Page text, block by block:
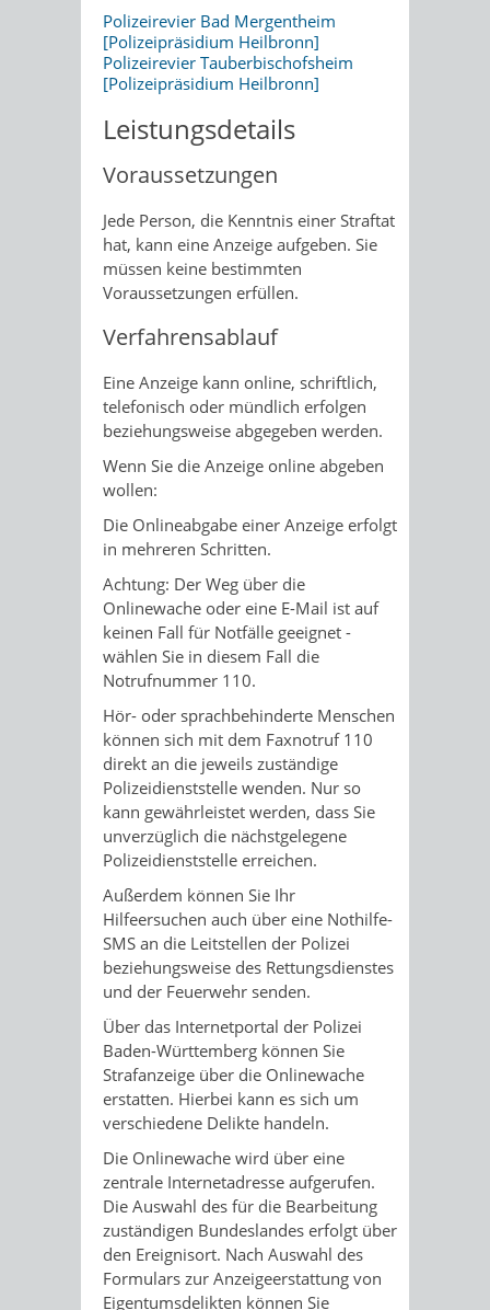
Polizeirevier Bad Mergentheim
[Polizeipräsidium Heilbronn]
Polizeirevier Tauberbischofsheim
[Polizeipräsidium Heilbronn]
Leistungsdetails
Voraussetzungen
Jede Person, die Kenntnis einer Straftat
hat, kann eine Anzeige aufgeben. Sie
müssen keine bestimmten
Voraussetzungen erfüllen.
Verfahrensablauf
Eine Anzeige kann online, schriftlich,
telefonisch oder mündlich erfolgen
beziehungsweise abgegeben werden.
Wenn Sie die Anzeige online abgeben
wollen:
Die Onlineabgabe einer Anzeige erfolgt
in mehreren Schritten.
Achtung: Der Weg über die
Onlinewache oder eine E-Mail ist auf
keinen Fall für Notfälle geeignet -
wählen Sie in diesem Fall die
Notrufnummer 110.
Hör- oder sprachbehinderte Menschen
können sich mit dem Faxnotruf 110
direkt an die jeweils zuständige
Polizeidienststelle wenden. Nur so
kann gewährleistet werden, dass Sie
unverzüglich die nächstgelegene
Polizeidienststelle erreichen.
Außerdem können Sie Ihr
Hilfeersuchen auch über eine Nothilfe-
SMS an die Leitstellen der Polizei
beziehungsweise des Rettungsdienstes
und der Feuerwehr senden.
Über das Internetportal der Polizei
Baden-Württemberg können Sie
Strafanzeige über die Onlinewache
erstatten. Hierbei kann es sich um
verschiedene Delikte handeln.
Die Onlinewache wird über eine
zentrale Internetadresse aufgerufen.
Die Auswahl des für die Bearbeitung
zuständigen Bundeslandes erfolgt über
den Ereignisort. Nach Auswahl des
Formulars zur Anzeigeerstattung von
Eigentumsdelikten können Sie